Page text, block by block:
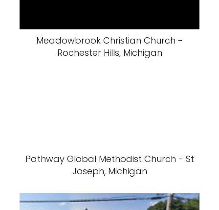
Meadowbrook Christian Church -
Rochester Hills, Michigan
Pathway Global Methodist Church - St
Joseph, Michigan